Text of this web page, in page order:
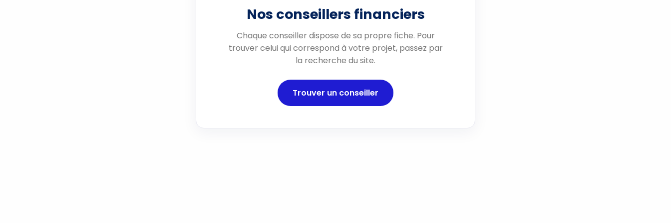
Nos conseillers financiers
Chaque conseiller dispose de sa propre fiche. Pour
trouver celui qui correspond à votre projet, passez par
la recherche du site.
Trouver un conseiller